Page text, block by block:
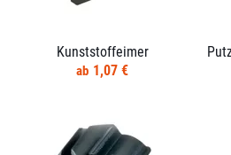
Kunststoffeimer
1,07 €